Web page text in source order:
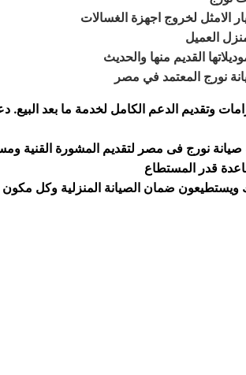
الامثل لخروج اجهزة الغسالات
القديم منها والحديث
وتقديم الدعم الكامل لخدمة ما بعد
نورج فى مصر لتقديم المشورة القنية
ويستطيعون ضمان الصيانة المنزلية وكل